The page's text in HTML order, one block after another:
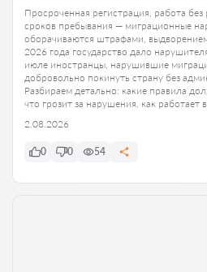
Просроченная регистрация, работа
сроков пребывания — миграционные
оборачиваются штрафами,
2026 года государство дало
июле иностранцы, нарушившие
добровольно покинуть страну без
Разбираем детально: какие правила
что грозит за нарушения, как работает
2.08.2026
0 0 54